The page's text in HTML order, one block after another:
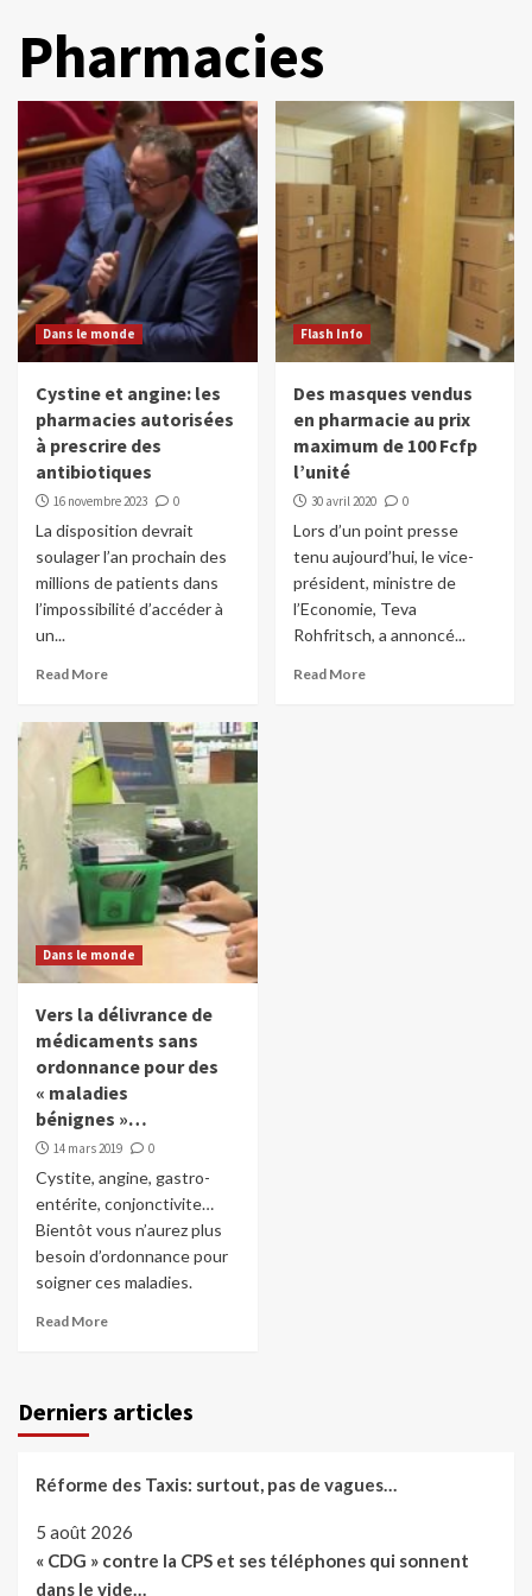
Pharmacies
Dans le monde
Cystine et angine: les
pharmacies autorisées
à prescrire des
antibiotiques
16 novembre 2023 0
La disposition devrait
soulager l’an prochain des
millions de patients dans
l’impossibilité d’accéder à
un...
Read More
Flash Info
Des masques vendus
en pharmacie au prix
maximum de 100 Fcfp
l’unité
30 avril 2020 0
Lors d’un point presse
tenu aujourd’hui, le vice-
président, ministre de
l’Economie, Teva
Rohfritsch, a annoncé...
Read More
Dans le monde
Vers la délivrance de
médicaments sans
ordonnance pour des
« maladies
bénignes »…
14 mars 2019 0
Cystite, angine, gastro-
entérite, conjonctivite…
Bientôt vous n’aurez plus
besoin d’ordonnance pour
soigner ces maladies.
Read More
Derniers articles
Réforme des Taxis: surtout, pas de vagues…
5 août 2026
« CDG » contre la CPS et ses téléphones qui sonnent
dans le vide…